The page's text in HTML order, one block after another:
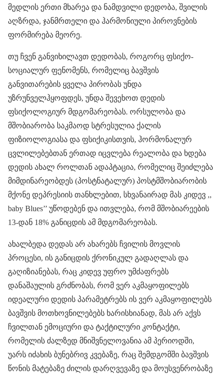
მედლის ერთი მხარეა და ნამდვილი დედობა, შვილის
აღზრდა, ჯანმრთელი და ჰარმონიული პიროვნების
ფორმირება მეორე.
თუ ჩვენ განვიხილავთ დედობას, როგორც ფსიქო-
სოციალურ ფენომენს, რომელიც ბავშვის
განვითარების ყველა პირობას უნდა
უზრუნველჰყოფდეს, უნდა შევეხოთ დედის
ფსიქოლოგიურ მდგომარეობას. ორსულობა და
მშობიარობა საკმაოდ სტრესულია ქალის
ფიზიოლოგიასა და ფსიქიკისთვის, ჰორმონალურ
ცვლილებებთან ერთად იცვლება რეალობა და ხდება
დედის ახალ როლთან ადაპტაცია, რომელიც შეიძლება
მიმდინარეობდეს (პოსტნატალურ) პოსტმშობიარობის
მქონე დეპრესიის თანხლებით, სხვანაირად მას კიდევ ,,
baby Blues’’ უწოდებენ და ითვლება, რომ მშობიარეების
13-დან 18% განიცდის ამ მდგომარეობას.
ახალბედა დედას არ ახარებს ჩვილის მოვლის
პროცესი, ის განიცდის ქრონიკულ გადაღლას და
გაღიზიანებას, რაც კიდევ უფრო უმძაფრებს
დანაშაულის გრძნობას, რომ ვერ აკმაყოფილებს
იდეალური დედის პარამეტრებს ის ვერ აკმაყოფილებს
ბავშვის მოთხოვნილებებს ხარისხიანად, მას არ აქვს
ჩვილთან ემოციური და ტაქტილური კონტაქტი,
რომელის ძალზედ მნიშვნელოვანია ამ პერიოდში,
უარს იძახის ბუნებრივ კვებაზე, რაც შემდგომში ბავშვის
წონის მატებაზე ძილის დარღვევაზე და მოუსვენრობაზე